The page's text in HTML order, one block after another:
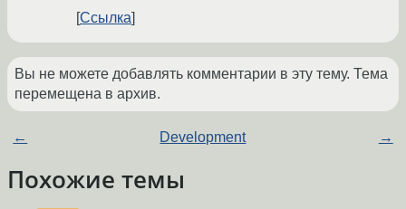
Ссылка
Вы не можете добавлять комментарии в эту тему. Тема
перемещена в архив.
← Development →
Похожие темы